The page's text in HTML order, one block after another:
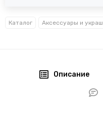
Каталог
Описание